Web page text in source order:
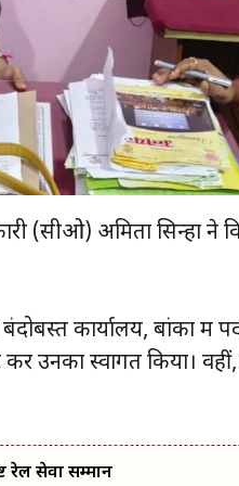
अमिता सिन्हा ने
कार्यालय, बांका में
उनका स्वागत किया।
रेल सेवा सम्मान